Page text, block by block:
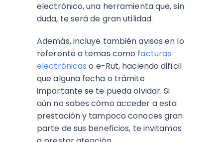
electrónico, una herramienta que, sin
duda, te será de gran utilidad.
Además, incluye también avisos en lo
referente a temas como facturas
electrónicas o e-Rut, haciendo difícil
que alguna fecha o trámite
importante se te pueda olvidar. Si
aún no sabes cómo acceder a esta
prestación y tampoco conoces gran
parte de sus beneficios, te invitamos